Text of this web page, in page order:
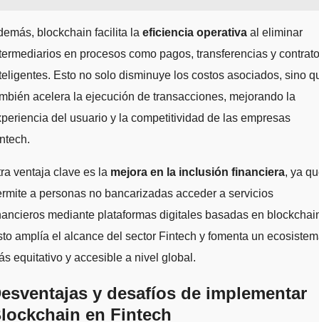
blockchain facilita la eficiencia operativa al eliminar
en procesos como pagos, transferencias y
Esto no solo disminuye los costos asociados, sino
acelera la ejecución de transacciones, mejorando la
del usuario y la competitividad de las empresas
ventaja clave es la mejora en la inclusión financiera, ya
a personas no bancarizadas acceder a servicios
mediante plataformas digitales basadas en
amplía el alcance del sector Fintech y fomenta un
equitativo y accesible a nivel global.
y desafíos de implementar
en Fintech